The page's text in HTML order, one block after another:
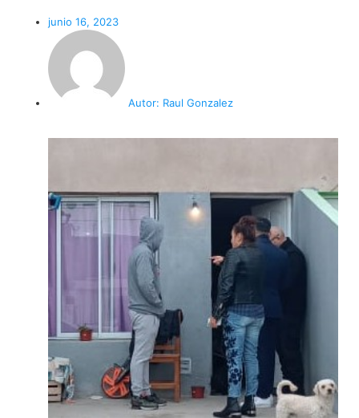
junio 16, 2023
Autor: Raul Gonzalez